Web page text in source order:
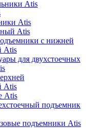
Atis
Atis
Atis
с нижней
Atis
для двухстоечных
Atis
Atis
подъемник
подъемники Atis